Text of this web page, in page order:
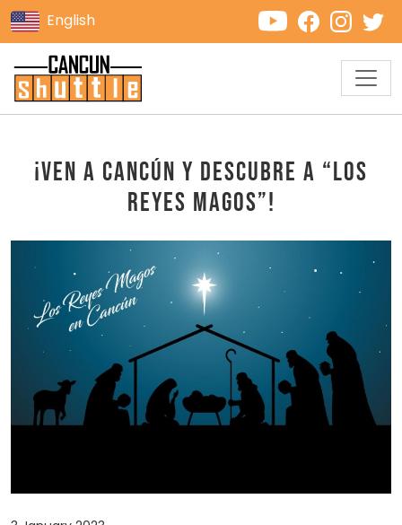
English
¡Ven a Cancún y Descubre a “Los
Reyes Magos”!